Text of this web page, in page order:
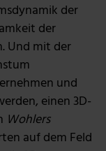
der
der
Und mit der
und
einen 3D-
Wohlers
auf dem Feld